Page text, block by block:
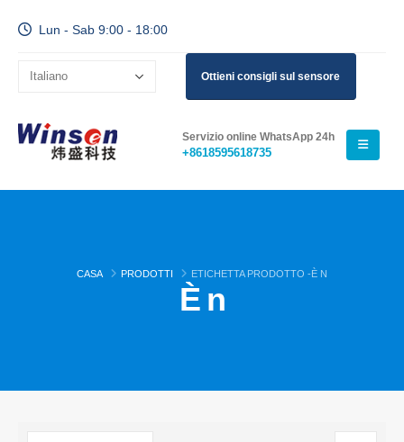
Lun - Sab 9:00 - 18:00
Ottieni consigli sul sensore
Servizio online WhatsApp 24h
+8618595618735
CASA PRODOTTI ETICHETTA PRODOTTO -È N
È n